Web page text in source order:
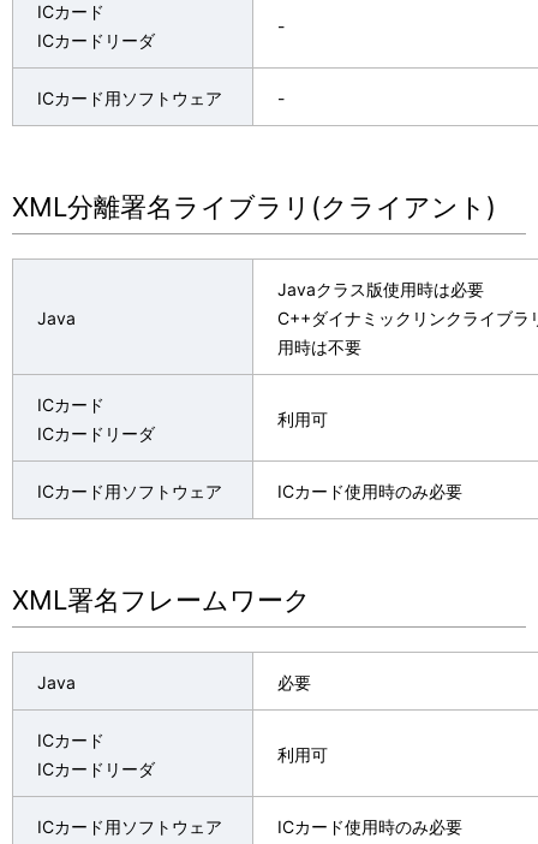
ICカード
ICカードリーダ
-
ICカード用ソフトウェア -
XML分離署名ライブラリ(クライアント)
Java
Javaクラス版使用時は必要
C++ダイナミックリンクライブラ
用時は不要
ICカード
ICカードリーダ
利用可
ICカード用ソフトウェア ICカード使用時のみ必要
XML署名フレームワーク
Java 必要
ICカード
ICカードリーダ
利用可
ICカード用ソフトウェア ICカード使用時のみ必要